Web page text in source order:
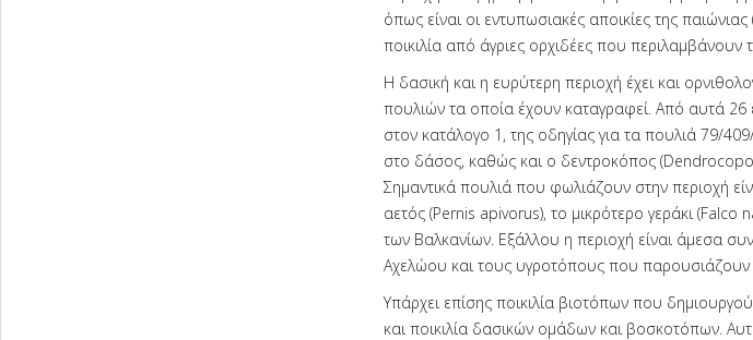
όπως είναι οι εντυπωσιακές αποικίες της
ποικιλία από άγριες ορχιδέες που
Η δασική και η ευρύτερη περιοχή έχει και
πουλιών τα οποία έχουν καταγραφεί. Από αυτά 26
στον κατάλογο 1, της οδηγίας για τα πουλιά 79/
στο δάσος, καθώς και ο δεντροκόπος
Σημαντικά πουλιά που φωλιάζουν στην περιοχή
αετός (Pernis apivorus), το μικρότερο γεράκι (Falco
των Βαλκανίων. Εξάλλου η περιοχή είναι άμεσα
Αχελώου και τους υγροτόπους που παρουσιάζουν
Υπάρχει επίσης ποικιλία βιοτόπων που
και ποικιλία δασικών ομάδων και βοσκοτόπων.